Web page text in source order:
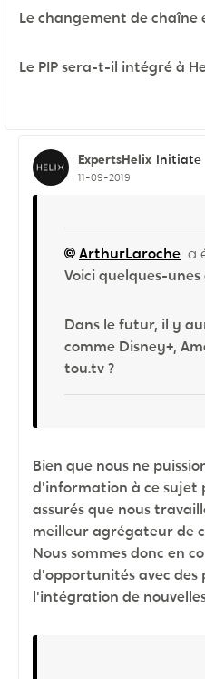
Le changement de chaîne
Le PIP sera-t-il intégré à
ExpertsHelix Initiate
11-09-2019
ArthurLaroche a
Voici quelques-
Dans le futur, il y
comme Disney+,
tou.tv ?
Bien que nous ne
d'information à ce sujet
assurés que nous
meilleur agrégateur de
Nous sommes donc en
d'opportunités avec
l'intégration de